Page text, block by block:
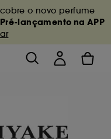
o novo perfume
Pré-lançamento na APP